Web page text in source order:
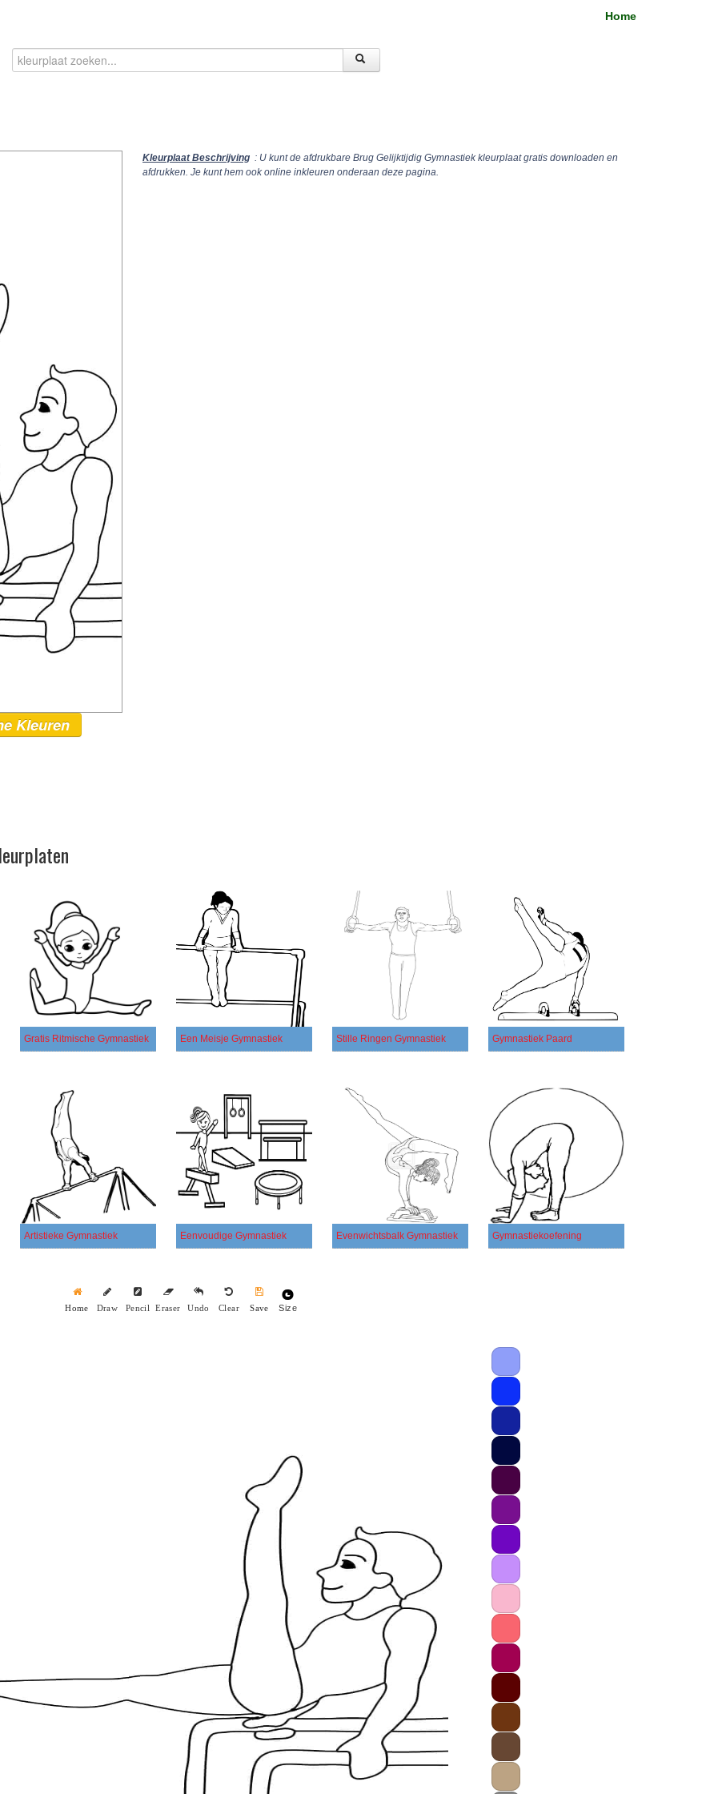
Home
Kleurplaat Beschrijving : U kunt de afdrukbare Brug Gelijktijdig Gymnastiek kleurplaat gratis downloaden en
afdrukken. Je kunt hem ook online inkleuren onderaan deze pagina.
Kleuren
Gratis Ritmische Gymnastiek Een Meisje Gymnastiek Stille Ringen Gymnastiek Gymnastiek Paard
Artistieke Gymnastiek Eenvoudige Gymnastiek Evenwichtsbalk Gymnastiek Gymnastiekoefening
Home Draw Pencil Eraser Undo Clear Save Size